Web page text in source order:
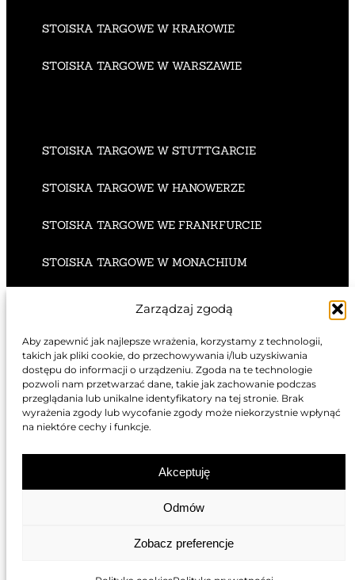
Zarządzaj zgodą
Aby zapewnić jak najlepsze wrażenia, korzystamy z technologii,
takich jak pliki cookie, do przechowywania i/lub uzyskiwania
dostępu do informacji o urządzeniu. Zgoda na te technologie
pozwoli nam przetwarzać dane, takie jak zachowanie podczas
przeglądania lub unikalne identyfikatory na tej stronie. Brak
wyrażenia zgody lub wycofanie zgody może niekorzystnie wpłynąć
na niektóre cechy i funkcje.
Akceptuję
Odmów
Zobacz preferencje
STOISKA TARGOWE W KRAKOWIE
STOISKA TARGOWE W WARSZAWIE
STOISKA TARGOWE W STUTTGARCIE
STOISKA TARGOWE W HANOWERZE
STOISKA TARGOWE WE FRANKFURCIE
STOISKA TARGOWE W MONACHIUM
STOISKA TARGOWE W DÜSSELDORFIE
STOISKA TARGOWE W LONDYNIE
STOISKA TARGOWE W LYONIE